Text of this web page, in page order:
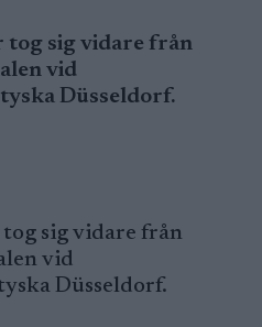
tog sig vidare från
vid
Düsseldorf.
sig vidare från
vid
Düsseldorf.